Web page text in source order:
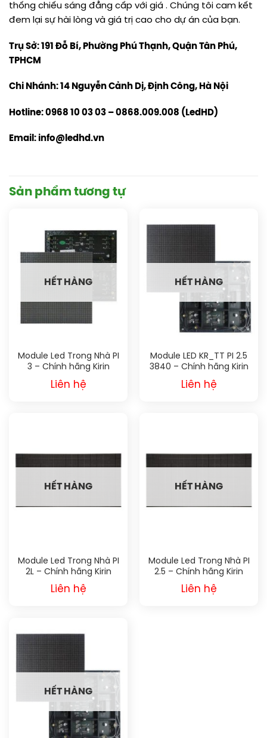
thống chiếu sáng đẳng cấp với giá . Chúng tôi cam kết
đem lại sự hài lòng và giá trị cao cho dự án của bạn.
Trụ Sở: 191 Đỗ Bí, Phường Phú Thạnh, Quận Tân Phú,
TPHCM
Chi Nhánh: 14 Nguyễn Cảnh Dị, Định Công, Hà Nội
Hotline: 0968 10 03 03 – 0868.009.008 (LedHD)
Email: info@ledhd.vn
Sản phẩm tương tự
HẾT HÀNG
Module Led Trong Nhà PI
3 – Chính hãng Kirin
Liên hệ
HẾT HÀNG
Module LED KR_TT PI 2.5
3840 – Chính hãng Kirin
Liên hệ
HẾT HÀNG
Module Led Trong Nhà PI
2L – Chính hãng Kirin
Liên hệ
HẾT HÀNG
Module Led Trong Nhà PI
2.5 – Chính hãng Kirin
Liên hệ
HẾT HÀNG